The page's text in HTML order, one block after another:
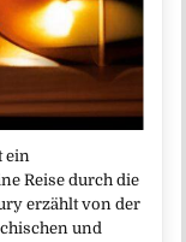
ein
Reise durch die
erzählt von der
und